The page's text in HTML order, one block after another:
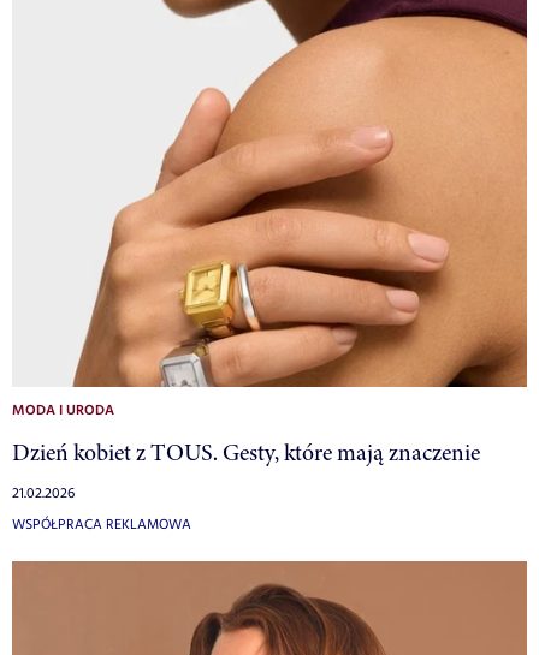
MODA I URODA
Dzień kobiet z TOUS. Gesty, które mają znaczenie
21.02.2026
WSPÓŁPRACA REKLAMOWA